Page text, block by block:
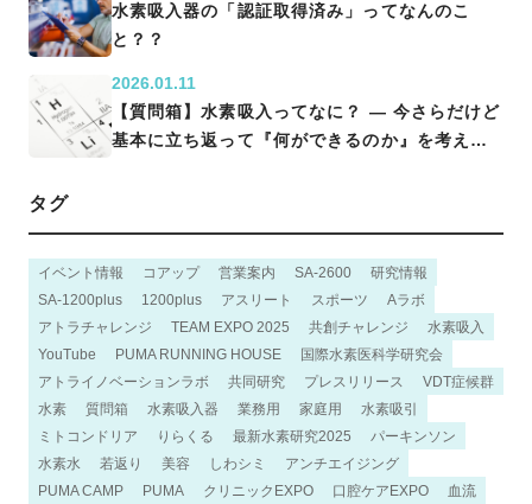
水素吸入器の「認証取得済み」ってなんのこ
と？？
2026.01.11
【質問箱】水素吸入ってなに？ ― 今さらだけど
基本に立ち返って『何ができるのか』を考える
タグ
イベント情報 コアップ 営業案内 SA-2600
研究情報
SA-1200plus
1200plus アスリート スポーツ
Aラボ
アトラチャレンジ
TEAM EXPO 2025 共創チャレンジ
水素吸入
YouTube
PUMA RUNNING HOUSE
国際水素医科学研究会
アトライノベーションラボ
共同研究 プレスリリース
VDT症候群
水素
質問箱 水素吸入器 業務用 家庭用
水素吸引
ミトコンドリア
りらくる 最新水素研究2025
パーキンソン
水素水
若返り 美容 しわシミ
アンチエイジング
PUMA CAMP
PUMA クリニックEXPO 口腔ケアEXPO 血流